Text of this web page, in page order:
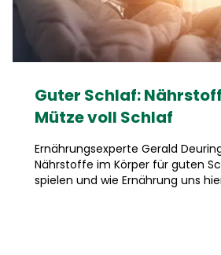
Guter Schlaf:
Mütze voll Schlaf
Ernährungsexperte Gerald
Nährstoffe im Körper für guten
spielen und wie Ernährung uns